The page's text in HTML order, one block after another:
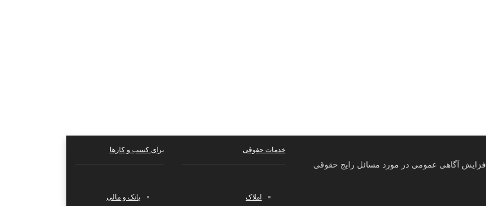
برای کسب و کارها
بانک و مالی
خدمات حقوقی
املاک
افزایش آگاهی عمومی در مورد مسائل رایج حقوقی